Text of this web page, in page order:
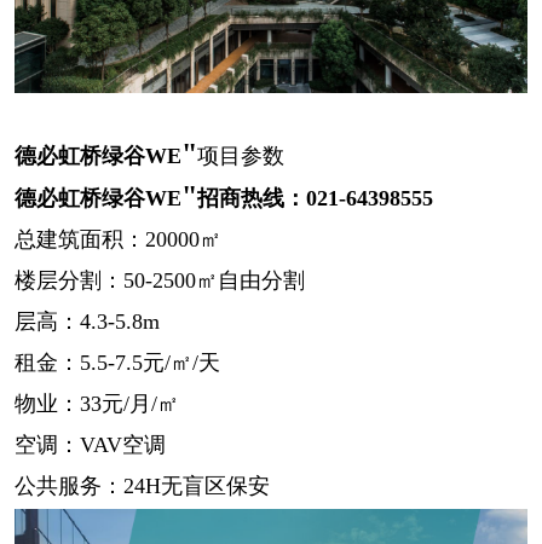
德必虹桥绿谷WE"项目参数
德必虹桥绿谷WE"招商热线： 021-64398555
总建筑面积： 20000㎡
楼层分割： 50-2500㎡自由分割
层高： 4.3-5.8m
租金： 5.5-7.5元/㎡/天
物业： 33元/月/㎡
空调： VAV空调
公共服务： 24H无盲区保安